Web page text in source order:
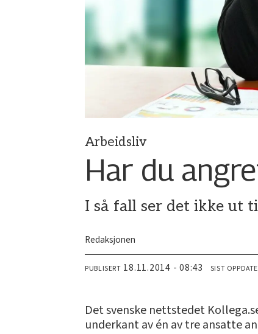
Arbeidsliv
Har du
I så fall ser det ikke ut
Redaksjonen
PUBLISERT 18.11.2014 - 08:43 SIST
Det svenske nettstedet
underkant av én av tre ansatte